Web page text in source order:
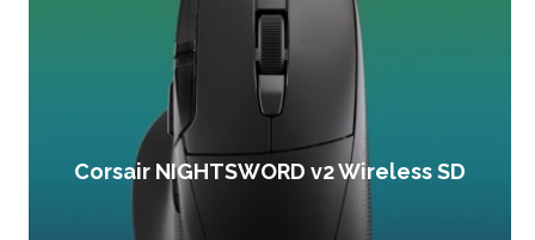
Corsair NIGHTSWORD v2 Wireless SD